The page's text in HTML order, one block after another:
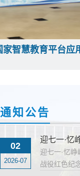
润物
通知 公告
02
2026-07
迎七一·忆
战役红色纪